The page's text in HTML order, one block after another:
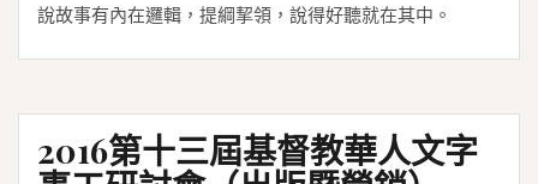
說故事有內在邏輯，提綱挈領，說得好聽就在其中。
2016第十三屆基督教華人文字